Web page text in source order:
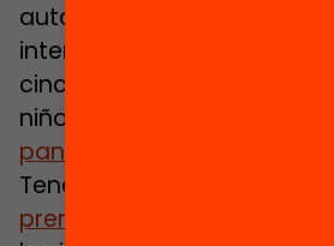
autolesivos. Y han
intentos de suicidio.
cinco años se han
niños que hacen un
pantallas
, que han
Tenemos las
tasas de
prematuro
más altas de